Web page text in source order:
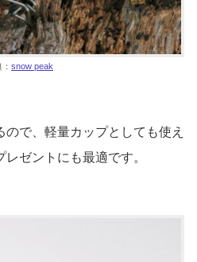
snow peak
で、軽量カップとしても使え
ゼントにも最適です。